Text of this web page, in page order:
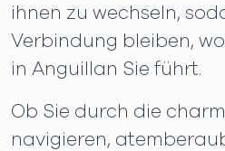
ihnen zu wechseln,
Verbindung bleiben,
in Anguillan Sie führt.
Ob Sie durch die
navigieren,